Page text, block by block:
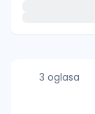
3 oglasa